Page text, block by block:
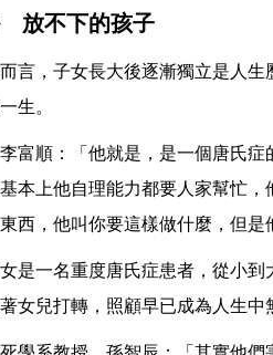
放不下的孩子
言，子女長大後逐漸獨立是人
生。
富順：「他就是，是一個唐氏症
本上他自理能力都要人家幫忙
西，他叫你要這樣做什麼，但是
是一名重度唐氏症患者，從小
女兒打轉，照顧早已成為人生中